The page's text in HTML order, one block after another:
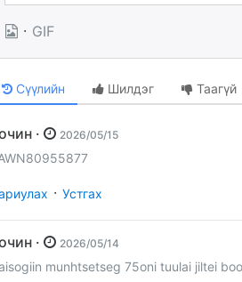
· GIF
Сүүлийн Шилдэг Таагүй
Зочин · 2026/05/15
· Устгах
Зочин · 2026/05/14
munhtsetseg 75oni tuulai jiltei